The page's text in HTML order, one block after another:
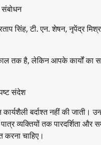
सिंह, टी. एन. शेषन, नृपेंद्र
तक है, लेकिन आपके कार्यों का
संदेश
बर्दाश्त नहीं की जाती।
तक पारदर्शिता और
करना चाहिए।